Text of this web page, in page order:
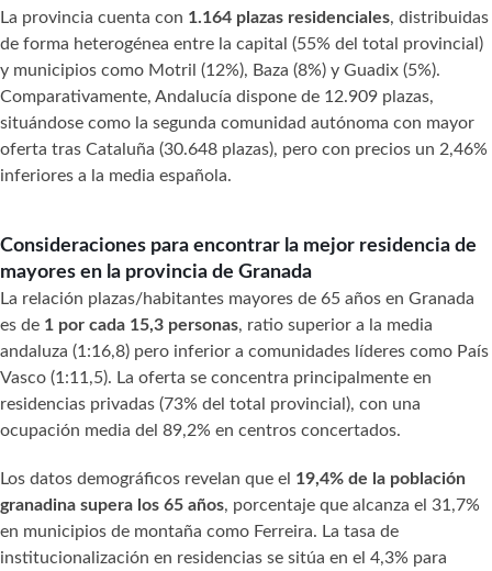
La provincia cuenta con 1.164 plazas residenciales, distribuidas
de forma heterogénea entre la capital (55% del total provincial)
y municipios como Motril (12%), Baza (8%) y Guadix (5%).
Comparativamente, Andalucía dispone de 12.909 plazas,
situándose como la segunda comunidad autónoma con mayor
oferta tras Cataluña (30.648 plazas), pero con precios un 2,46%
inferiores a la media española.
Consideraciones para encontrar la mejor residencia de
mayores en la provincia de Granada
La relación plazas/habitantes mayores de 65 años en Granada
es de 1 por cada 15,3 personas, ratio superior a la media
andaluza (1:16,8) pero inferior a comunidades líderes como País
Vasco (1:11,5). La oferta se concentra principalmente en
residencias privadas (73% del total provincial), con una
ocupación media del 89,2% en centros concertados.
Los datos demográficos revelan que el 19,4% de la población
granadina supera los 65 años, porcentaje que alcanza el 31,7%
en municipios de montaña como Ferreira. La tasa de
institucionalización en residencias se sitúa en el 4,3% para